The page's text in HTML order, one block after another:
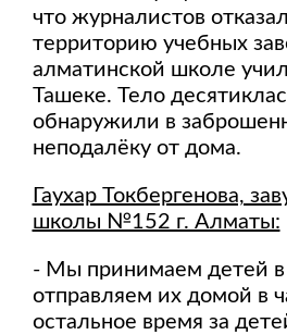
что журналистов
территорию учебных
алматинской школе
Ташеке. Тело
обнаружили в
неподалёку от дома.
Гаухар Токбергенова,
школы №152 г. Алматы:
- Мы принимаем детей
отправляем их домой в
остальное время за